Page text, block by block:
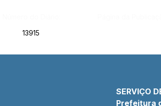
13915
SERVIÇO
Prefeitura